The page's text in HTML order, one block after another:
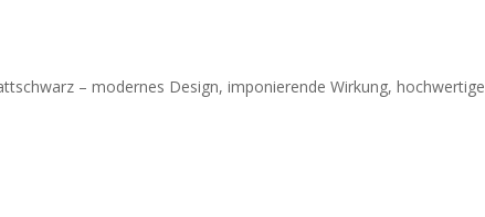
– modernes Design, imponierende Wirkung, hochwertige